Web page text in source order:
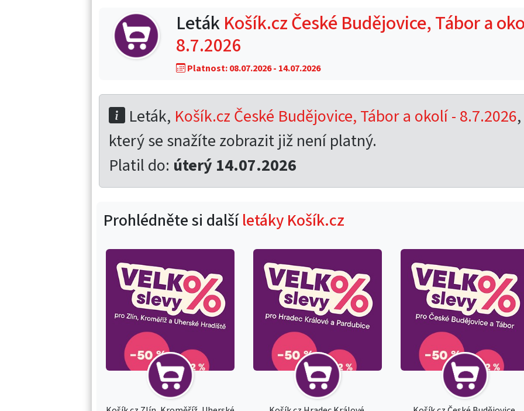
LetákKošík.cz České Budějovice, Tábor a
8.7.2026
Platnost: 08.07.2026 - 14.07.2026
Leták, Košík.cz České Budějovice, Tábor a okolí - 8.7.2026,
který se snažíte zobrazit již není platný.
Platil do: úterý 14.07.2026
Prohlédněte si dalšíletáky Košík.cz